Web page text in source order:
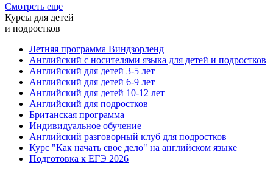
Смотреть еще
Курсы для детей
и подростков
Летняя программа Виндзорленд
Английский с носителями языка для детей и подростков
Английский для детей 3-5 лет
Английский для детей 6-9 лет
Английский для детей 10-12 лет
Английский для подростков
Британская программа
Индивидуальное обучение
Английский разговорный клуб для подростков
Курс "Как начать свое дело" на английском языке
Подготовка к ЕГЭ 2026